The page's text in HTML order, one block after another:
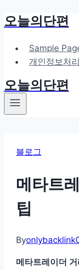
Skip
content
오늘의단편
Sample
개인정보처
오늘의단편
블로그
메타트
팁
By
메타트레이더